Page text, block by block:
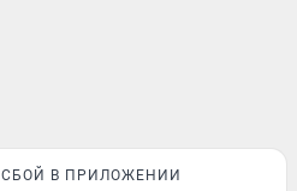
СБОЙ В ПРИЛОЖЕНИИ